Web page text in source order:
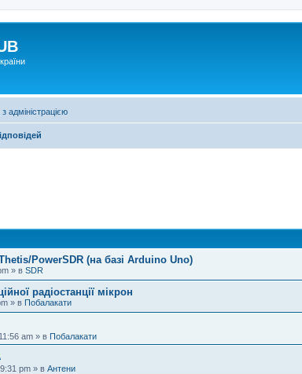
адміністрацією
PowerSDR (на базі Arduino Uno)
» в SDR
радіостанції мікрон
» в Побалакати
am » в Побалакати
pm » в Антени